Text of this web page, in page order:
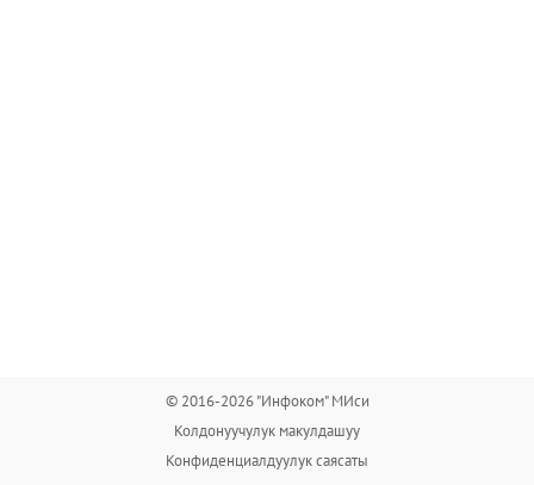
© 2016-2026 "Инфоком" МИси
Колдонуучулук макулдашуу
Конфиденциалдуулук саясаты